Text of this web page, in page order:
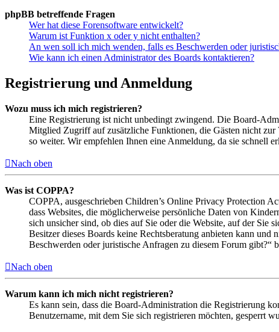
phpBB betreffende Fragen
Wer hat diese Forensoftware entwickelt?
Warum ist Funktion x oder y nicht enthalten?
An wen soll ich mich wenden, falls es Beschwerden oder
Wie kann ich einen Administrator des Boards kontaktieren?
Registrierung und Anmeldung
Wozu muss ich mich registrieren?
Eine Registrierung ist nicht unbedingt zwingend. Die Board-
Mitglied Zugriff auf zusätzliche Funktionen, die Gästen nicht
so weiter. Wir empfehlen Ihnen eine Anmeldung, da sie schnell
Nach oben
Was ist COPPA?
COPPA, ausgeschrieben Children’s Online Privacy Protection
dass Websites, die möglicherweise persönliche Daten von
sich unsicher sind, ob dies auf Sie oder die Website, auf der Sie
Besitzer dieses Boards keine Rechtsberatung anbieten kann
Beschwerden oder juristische Anfragen zu diesem Forum gibt?“
Nach oben
Warum kann ich mich nicht registrieren?
Es kann sein, dass die Board-Administration die Registrierung
Benutzername, mit dem Sie sich registrieren möchten, gesperrt